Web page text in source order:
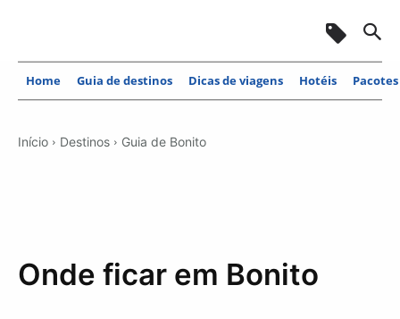
Home Guia de destinos Dicas de viagens Hotéis Pacotes
Início Destinos Guia de Bonito
Onde ficar em Bonito